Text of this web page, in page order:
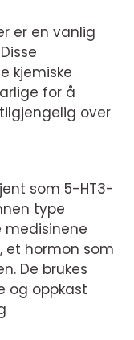
er en vanlig
kjemiske
for å
over
som 5-HT3-
type
medisinene
et hormon som
De brukes
og oppkast